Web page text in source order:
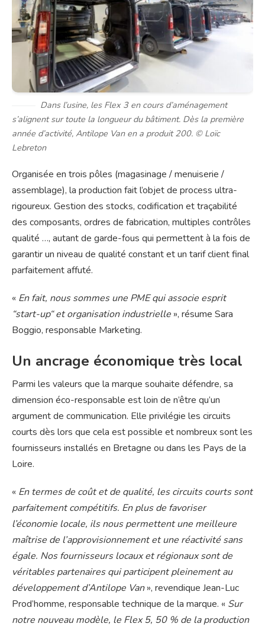
Dans l’usine, les Flex 3 en cours d’aménagement
s’alignent sur toute la longueur du bâtiment. Dès la première
année d’activité, Antilope Van en a produit 200. © Loïc
Lebreton
Organisée en trois pôles (magasinage / menuiserie /
assemblage), la production fait l’objet de process ultra-
rigoureux. Gestion des stocks, codification et traçabilité
des composants, ordres de fabrication, multiples contrôles
qualité …, autant de garde-fous qui permettent à la fois de
garantir un niveau de qualité constant et un tarif client final
parfaitement affuté.
« En fait, nous sommes une PME qui associe esprit
“start-up“ et organisation industrielle », résume Sara
Boggio, responsable Marketing.
Un ancrage économique très local
Parmi les valeurs que la marque souhaite défendre, sa
dimension éco-responsable est loin de n’être qu’un
argument de communication. Elle privilégie les circuits
courts dès lors que cela est possible et nombreux sont les
fournisseurs installés en Bretagne ou dans les Pays de la
Loire.
« En termes de coût et de qualité, les circuits courts sont
parfaitement compétitifs. En plus de favoriser
l’économie locale, ils nous permettent une meilleure
maîtrise de l’approvisionnement et une réactivité sans
égale. Nos fournisseurs locaux et régionaux sont de
véritables partenaires qui participent pleinement au
développement d’Antilope Van», revendique Jean-Luc
Prod’homme, responsable technique de la marque. « Sur
notre nouveau modèle, le Flex 5, 50 % de la production